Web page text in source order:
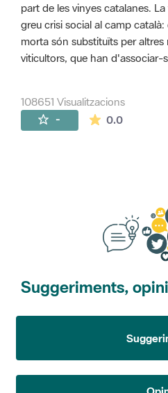
part de les vinyes catalanes.
greu crisi social al camp
morta són substituïts per altres
viticultors, que han d'associar-
108651 Visualitzacions
- 0.0La
Suggeriments,